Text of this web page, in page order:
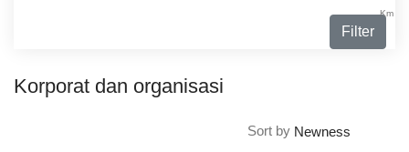
Km
Filter
Korporat dan organisasi
Sort by